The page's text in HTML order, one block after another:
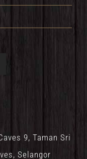
9, Taman Sri
Selangor